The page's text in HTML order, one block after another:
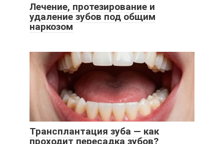
Лечение, протезирование и
удаление зубов под общим
наркозом
Трансплантация зуба — как
проходит пересадка зубов?